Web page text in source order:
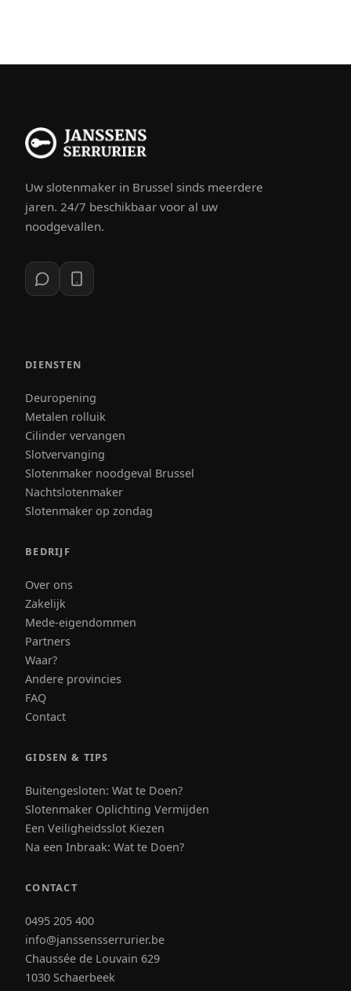
Uw slotenmaker in Brussel sinds meerdere
jaren. 24/7 beschikbaar voor al uw
noodgevallen.
DIENSTEN
Deuropening
Metalen rolluik
Cilinder vervangen
Slotvervanging
Slotenmaker noodgeval Brussel
Nachtslotenmaker
Slotenmaker op zondag
BEDRIJF
Over ons
Zakelijk
Mede-eigendommen
Partners
Waar?
Andere provincies
FAQ
Contact
GIDSEN & TIPS
Buitengesloten: Wat te Doen?
Slotenmaker Oplichting Vermijden
Een Veiligheidsslot Kiezen
Na een Inbraak: Wat te Doen?
CONTACT
0495 205 400
info@janssensserrurier.be
Chaussée de Louvain 629
1030 Schaerbeek